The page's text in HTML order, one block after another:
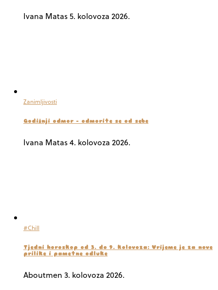
Ivana Matas5. kolovoza 2026.
Zanimljivosti
Godišnji odmor – odmorite se od sebe
Ivana Matas4. kolovoza 2026.
#Chill
Tjedni horoskop od 3. do 9. kolovoza: Vrijeme je za nove
prilike i pametne odluke
Aboutmen 3. kolovoza 2026.